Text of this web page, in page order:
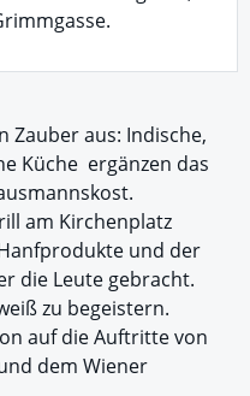
Zauber aus: Indische,
Küche ergänzen das
am Kirchenplatz
und der
die Leute gebracht.
zu begeistern.
auf die Auftritte von
dem Wiener